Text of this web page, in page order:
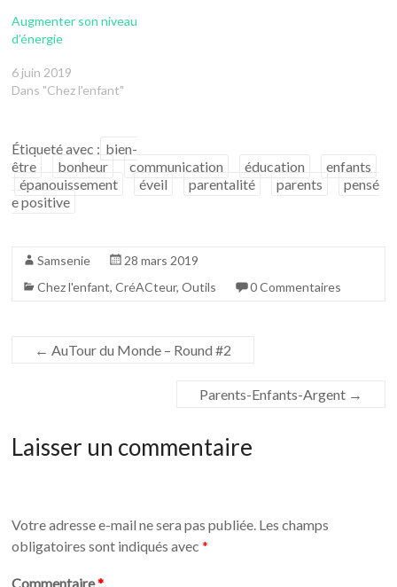
Augmenter son niveau
d’énergie
6 juin 2019
Dans "Chez l'enfant"
Étiqueté avec : bien-
être
bonheur communication éducation
enfants
épanouissement
éveil parentalité parents
pensé
e positive
Samsenie
28 mars 2019
Chez l'enfant,CréACteur,Outils 0 Commentaires
← AuTour du Monde – Round #2
Parents-Enfants-Argent →
Laisser un commentaire
Votre adresse e-mail ne sera pas publiée. Les champs
obligatoires sont indiqués avec*
Commentaire*